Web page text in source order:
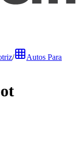
/
Autos Para